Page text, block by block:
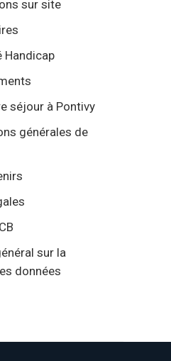
sur site
Handicap
séjour à Pontivy
générales de
sur la
données